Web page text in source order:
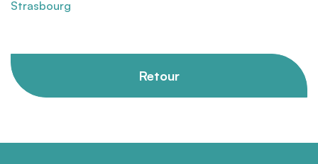
Strasbourg
Retour